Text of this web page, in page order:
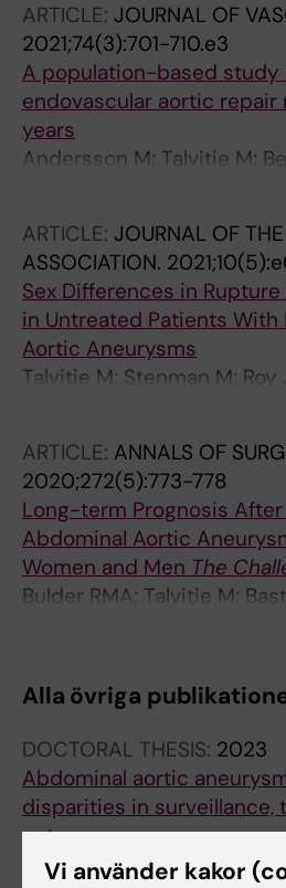
ARTICLE: JOURNAL OF
2021;74(3):701-710.e3
A population-based
endovascular aortic repair
years
Andersson M; Talvitie M;
ARTICLE: JOURNAL OF
ASSOCIATION.
Sex Differences in
in Untreated Patients
Aortic Aneurysms
Talvitie M; Stenman M; Roy
ARTICLE: ANNALS OF
2020;272(5):773-778
Long-term Prognosis
Abdominal Aortic
Women and Men The
Bulder RMA; Talvitie M;
Hamming JF; Hultgren R;
Alla övriga
DOCTORAL THESIS: 2023
Abdominal aortic
disparities in surveillance,
outcome
Talvitie MKL
Vi använder kakor